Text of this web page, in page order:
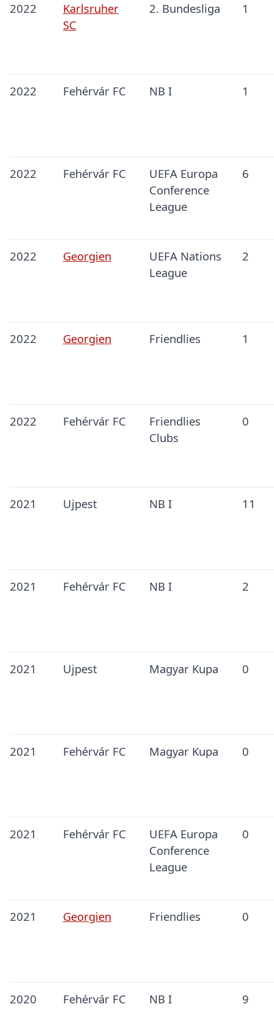
2022
Karlsruher
SC
2. Bundesliga 1
2022 Fehérvár FC NB I 1
2022 Fehérvár FC
UEFA Europa
Conference
League
6
2022 Georgien
UEFA Nations
League
2
2022 Georgien Friendlies 1
2022 Fehérvár FC
Friendlies
Clubs
0
2021 Ujpest NB I 11
2021 Fehérvár FC NB I 2
2021 Ujpest Magyar Kupa 0
2021 Fehérvár FC Magyar Kupa 0
2021 Fehérvár FC
UEFA Europa
Conference
League
0
2021 Georgien Friendlies 0
2020 Fehérvár FC NB I 9